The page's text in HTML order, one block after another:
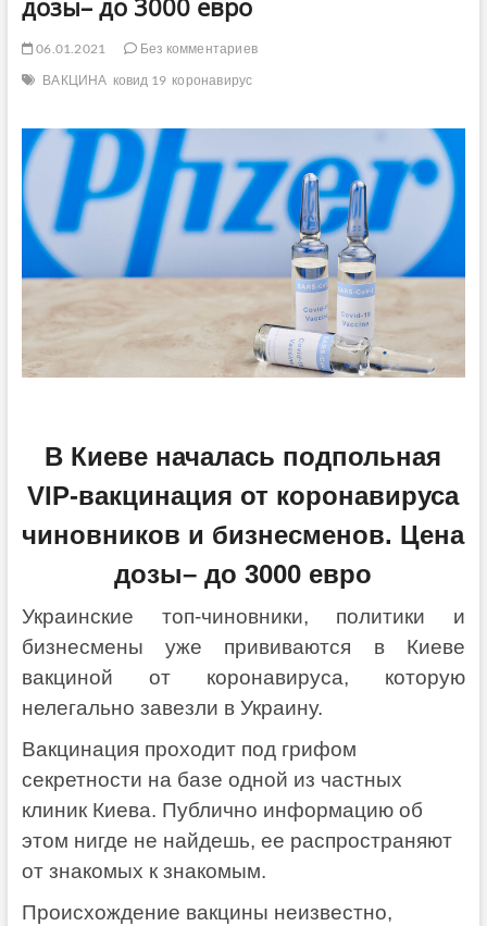
06.01.2021
Без комментариев
ВАКЦИНА ковид 19 коронавирус
В Киеве началась подпольная
VIP-вакцинация от коронавируса
чиновников и бизнесменов. Цена
дозы– до 3000 евро
Украинские топ-чиновники, политики и
бизнесмены уже прививаются в Киеве
вакциной от коронавируса, которую
нелегально завезли в Украину.
Вакцинация проходит под грифом
секретности на базе одной из частных
клиник Киева. Публично информацию об
этом нигде не найдешь, ее распространяют
от знакомых к знакомым.
Происхождение вакцины неизвестно,